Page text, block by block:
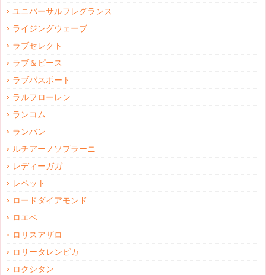
ユニバーサルフレグランス
ライジングウェーブ
ラブセレクト
ラブ＆ピース
ラブパスポート
ラルフローレン
ランコム
ランバン
ルチアーノソプラーニ
レディーガガ
レペット
ロードダイアモンド
ロエベ
ロリスアザロ
ロリータレンピカ
ロクシタン